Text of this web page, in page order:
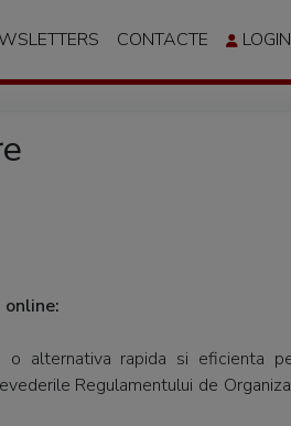
CONTACTE LOGIN
alternativa rapida si eficienta
Regulamentului de